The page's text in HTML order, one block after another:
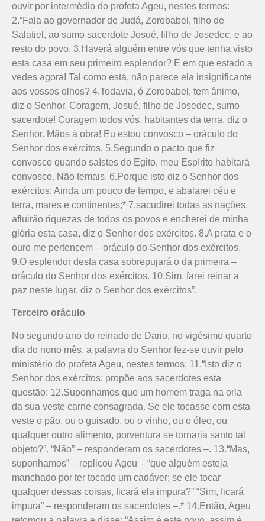
ouvir por intermédio do profeta Ageu, nestes termos:
2.“Fala ao governador de Judá, Zorobabel, filho de
Salatiel, ao sumo sacerdote Josué, filho de Josedec, e ao
resto do povo. 3.Haverá alguém entre vós que tenha visto
esta casa em seu primeiro esplendor? E em que estado a
vedes agora! Tal como está, não parece ela insignificante
aos vossos olhos? 4.Todavia, ó Zorobabel, tem ânimo,
diz o Senhor. Coragem, Josué, filho de Josedec, sumo
sacerdote! Coragem todos vós, habitantes da terra, diz o
Senhor. Mãos à obra! Eu estou convosco – oráculo do
Senhor dos exércitos. 5.Segundo o pacto que fiz
convosco quando saístes do Egito, meu Espírito habitará
convosco. Não temais. 6.Porque isto diz o Senhor dos
exércitos: Ainda um pouco de tempo, e abalarei céu e
terra, mares e continentes;* 7.sacudirei todas as nações,
afluirão riquezas de todos os povos e encherei de minha
glória esta casa, diz o Senhor dos exércitos. 8.A prata e o
ouro me pertencem – oráculo do Senhor dos exércitos.
9.O esplendor desta casa sobrepujará o da primeira –
oráculo do Senhor dos exércitos. 10.Sim, farei reinar a
paz neste lugar, diz o Senhor dos exércitos”.
Terceiro oráculo
No segundo ano do reinado de Dario, no vigésimo quarto
dia do nono mês, a palavra do Senhor fez-se ouvir pelo
ministério do profeta Ageu, nestes termos: 11.“Isto diz o
Senhor dos exércitos: propõe aos sacerdotes esta
questão: 12.Suponhamos que um homem traga na orla
da sua veste carne consagrada. Se ele tocasse com esta
veste o pão, ou o guisado, ou o vinho, ou o óleo, ou
qualquer outro alimento, porventura se tornaria santo tal
objeto?”. “Não” – responderam os sacerdotes –. 13.“Mas,
suponhamos” – replicou Ageu – “que alguém esteja
manchado por ter tocado um cadáver; se ele tocar
qualquer dessas coisas, ficará ela impura?” “Sim, ficará
impura” – res­ponderam os sacerdotes –.* 14.Então, Ageu